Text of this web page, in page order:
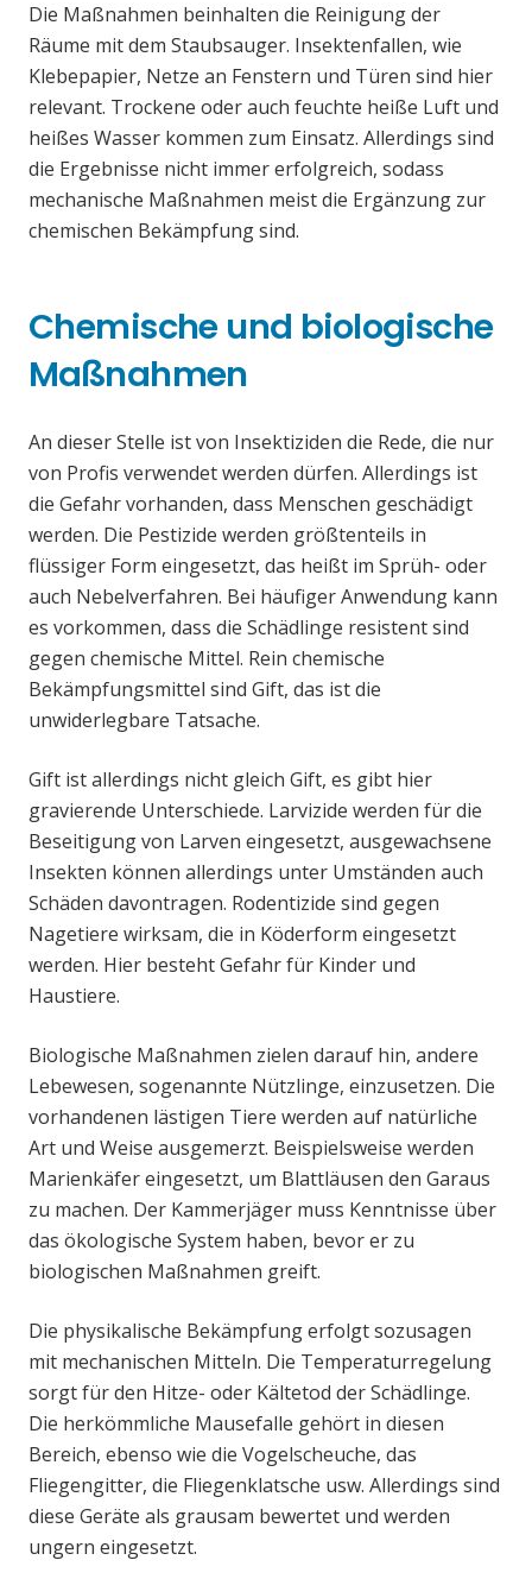
Die Maßnahmen beinhalten die Reinigung der
Räume mit dem Staubsauger. Insektenfallen, wie
Klebepapier, Netze an Fenstern und Türen sind hier
relevant. Trockene oder auch feuchte heiße Luft und
heißes Wasser kommen zum Einsatz. Allerdings sind
die Ergebnisse nicht immer erfolgreich, sodass
mechanische Maßnahmen meist die Ergänzung zur
chemischen Bekämpfung sind.
Chemische und biologische
Maßnahmen
An dieser Stelle ist von Insektiziden die Rede, die nur
von Profis verwendet werden dürfen. Allerdings ist
die Gefahr vorhanden, dass Menschen geschädigt
werden. Die Pestizide werden größtenteils in
flüssiger Form eingesetzt, das heißt im Sprüh- oder
auch Nebelverfahren. Bei häufiger Anwendung kann
es vorkommen, dass die Schädlinge resistent sind
gegen chemische Mittel. Rein chemische
Bekämpfungsmittel sind Gift, das ist die
unwiderlegbare Tatsache.
Gift ist allerdings nicht gleich Gift, es gibt hier
gravierende Unterschiede. Larvizide werden für die
Beseitigung von Larven eingesetzt, ausgewachsene
Insekten können allerdings unter Umständen auch
Schäden davontragen. Rodentizide sind gegen
Nagetiere wirksam, die in Köderform eingesetzt
werden. Hier besteht Gefahr für Kinder und
Haustiere.
Biologische Maßnahmen zielen darauf hin, andere
Lebewesen, sogenannte Nützlinge, einzusetzen. Die
vorhandenen lästigen Tiere werden auf natürliche
Art und Weise ausgemerzt. Beispielsweise werden
Marienkäfer eingesetzt, um Blattläusen den Garaus
zu machen. Der Kammerjäger muss Kenntnisse über
das ökologische System haben, bevor er zu
biologischen Maßnahmen greift.
Die physikalische Bekämpfung erfolgt sozusagen
mit mechanischen Mitteln. Die Temperaturregelung
sorgt für den Hitze- oder Kältetod der Schädlinge.
Die herkömmliche Mausefalle gehört in diesen
Bereich, ebenso wie die Vogelscheuche, das
Fliegengitter, die Fliegenklatsche usw. Allerdings sind
diese Geräte als grausam bewertet und werden
ungern eingesetzt.